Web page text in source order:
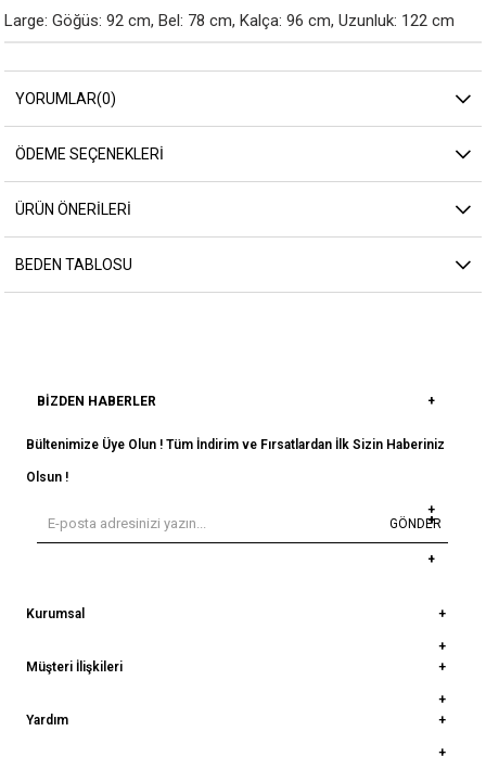
Large: Göğüs: 92 cm, Bel: 78 cm, Kalça: 96 cm, Uzunluk: 122 cm
YORUMLAR(0)
ÖDEME SEÇENEKLERI
ÜRÜN ÖNERILERI
BEDEN TABLOSU
BIZDEN HABERLER
Bültenimize Üye Olun ! Tüm İndirim ve Fırsatlardan İlk Sizin Haberiniz
Olsun !
GÖNDER
Kurumsal
Müşteri İlişkileri
Yardım